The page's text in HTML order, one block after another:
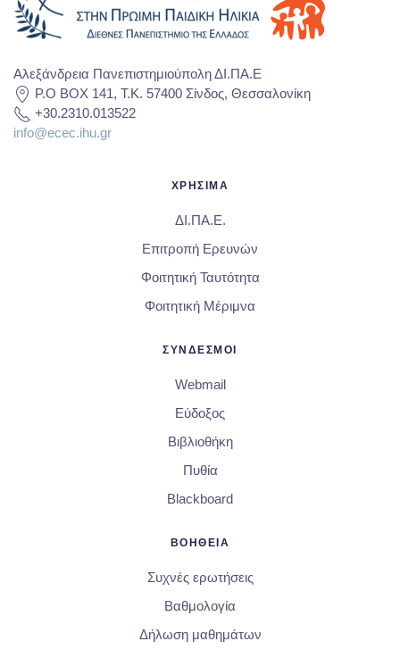
Αλεξάνδρεια Πανεπιστημιούπολη ΔΙ.ΠΑ.Ε
P.O BOX 141, T.K. 57400 Σίνδος, Θεσσαλονίκη
+30.2310.013522
info@ecec.ihu.gr
ΧΡΗΣΙΜΑ
ΔΙ.ΠΑ.Ε.
Επιτροπή Ερευνών
Φοιτητική Ταυτότητα
Φοιτητική Μέριμνα
ΣΥΝΔΕΣΜΟΙ
Webmail
Εύδοξος
Βιβλιοθήκη
Πυθία
Blackboard
ΒΟΗΘΕΙΑ
Συχνές ερωτήσεις
Βαθμολογία
Δήλωση μαθημάτων